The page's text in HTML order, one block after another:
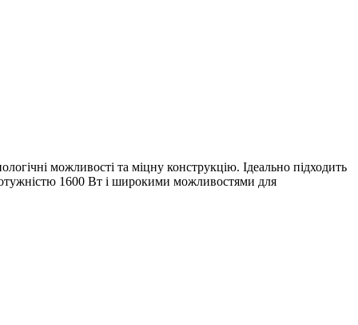
можливості та міцну конструкцію. Ідеально підходить
1600 Вт і широкими можливостями для